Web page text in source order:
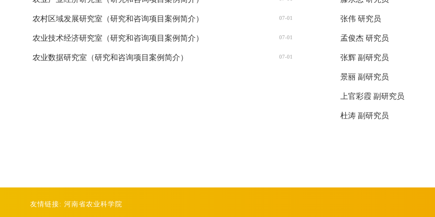
农村区域发展研究室（研究和咨询项目案例简介） 07-01
农业技术经济研究室（研究和咨询项目案例简介） 07-01
农业数据研究室（研究和咨询项目案例简介） 07-01
张伟 研究员
孟俊杰 研究员
张辉 副研究员
景丽 副研究员
上官彩霞 副研究员
杜涛 副研究员
友情链接: 河南省农业科学院